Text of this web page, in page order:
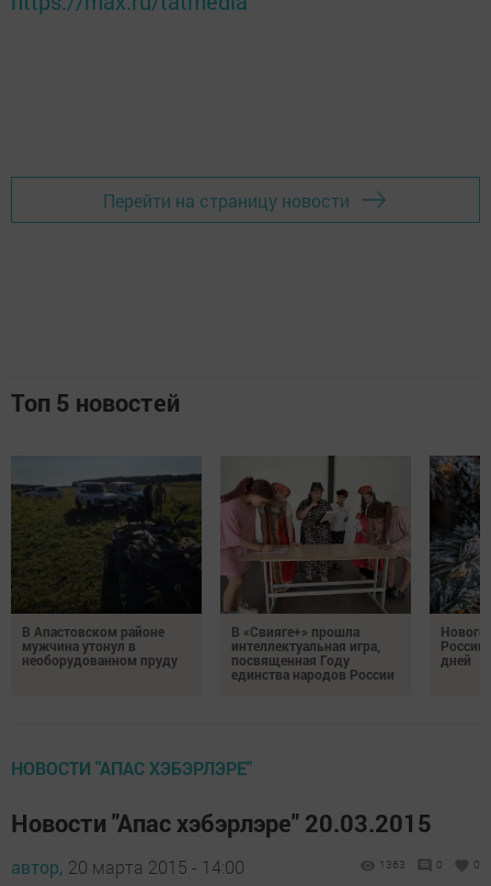
Перейти на страницу новости
Топ 5 новостей
В Апастовском районе
мужчина утонул в
необорудованном пруду
В «Свияге+» прошла
интеллектуальная игра,
посвященная Году
единства народов России
России
дней
НОВОСТИ "АПАС ХЭБЭРЛЭРЕ"
Новости "Апас хэбэрлэре" 20.03.2015
автор, 20 марта 2015 - 14:00 1363 0 0